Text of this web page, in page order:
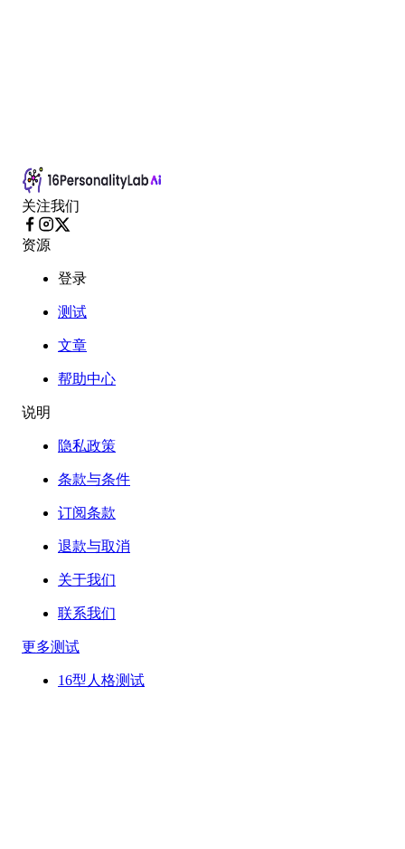
关注我们
资源
登录
测试
文章
帮助中心
说明
隐私政策
条款与条件
订阅条款
退款与取消
关于我们
联系我们
更多测试
16型人格测试